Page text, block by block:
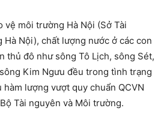
vệ môi trường Hà Nội (Sở Tài
Hà Nội), chất lượng nước ở các con
thủ đô như sông Tô Lịch, sông Sét,
Kim Ngưu đều trong tình trạng
lượng vượt quy chuẩn QCVN
Tài nguyên và Môi trường.